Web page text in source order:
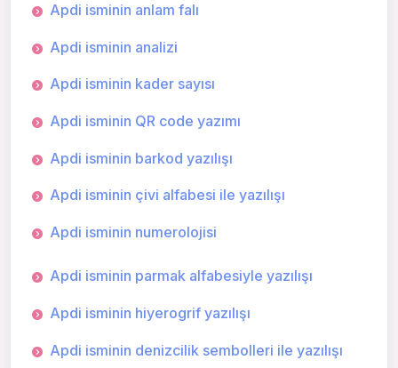
Apdi isminin anlam falı
Apdi isminin analizi
Apdi isminin kader sayısı
Apdi isminin QR code yazımı
Apdi isminin barkod yazılışı
Apdi isminin çivi alfabesi ile yazılışı
Apdi isminin numerolojisi
Apdi isminin parmak alfabesiyle yazılışı
Apdi isminin hiyerogrif yazılışı
Apdi isminin denizcilik sembolleri ile yazılışı